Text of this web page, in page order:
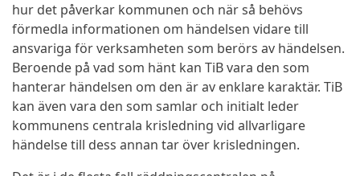
hur det påverkar kommunen och när så behövs
förmedla informationen om händelsen vidare till
ansvariga för verksamheten som berörs av händelsen.
Beroende på vad som hänt kan TiB vara den som
hanterar händelsen om den är av enklare karaktär. TiB
kan även vara den som samlar och initialt leder
kommunens centrala krisledning vid allvarligare
händelse till dess annan tar över krisledningen.